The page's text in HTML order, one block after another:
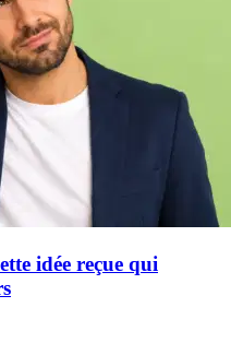
idée reçue qui